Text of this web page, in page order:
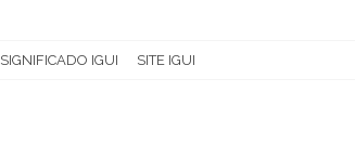
SIGNIFICADO IGUI SITE IGUI